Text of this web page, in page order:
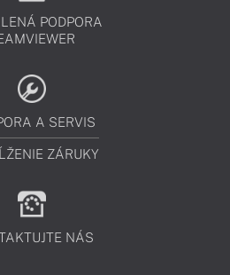
PODPORA
A SERVIS
ZÁRUKY
NÁS